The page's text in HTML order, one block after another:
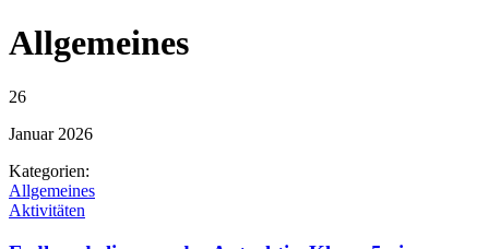
Allgemeines
26
Januar 2026
Kategorien:
Allgemeines
Aktivitäten